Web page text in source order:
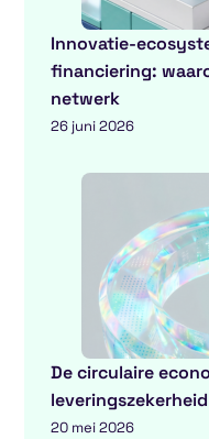
Innovatie-
financiering:
netwerk
26 juni 2026
De circulaire
leveringszekerheid
20 mei 2026